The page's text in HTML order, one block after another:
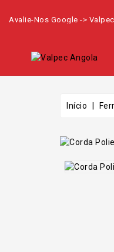
Avalie-Nos Google ->
Início